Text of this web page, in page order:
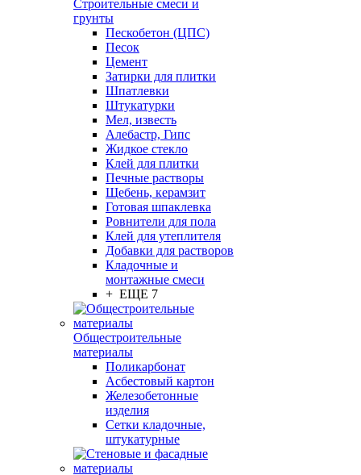
Строительные смеси и
грунты
Пескобетон (ЦПС)
Песок
Цемент
Затирки для плитки
Шпатлевки
Штукатурки
Мел, известь
Алебастр, Гипс
Жидкое стекло
Клей для плитки
Печные растворы
Щебень, керамзит
Готовая шпаклевка
Ровнители для пола
Клей для утеплителя
Добавки для растворов
Кладочные и
монтажные смеси
+ ЕЩЕ 7
Общестроительные
материалы
Поликарбонат
Асбестовый картон
Железобетонные
изделия
Сетки кладочные,
штукатурные